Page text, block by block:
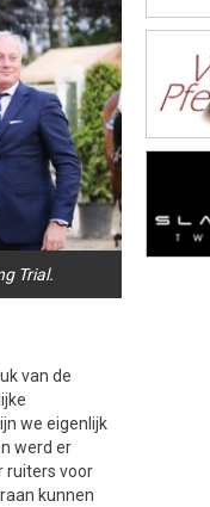
Trial.
van de
we eigenlijk
werd er
ruiters voor
kunnen